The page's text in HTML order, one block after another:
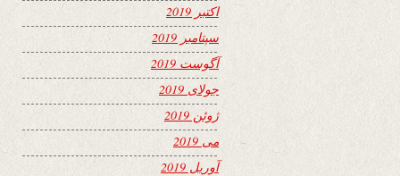
اکتبر 2019
سپتامبر 2019
آگوست 2019
جولای 2019
ژوئن 2019
می 2019
آوریل 2019